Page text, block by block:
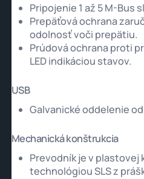
Pripojenie 1 až 5 M-Bus
Prepäťová ochrana
odolnosť voči prepätiu.
Prúdová ochrana proti
LED indikáciou stavov.
USB
Galvanické oddelenie
Mechanická konštrukcia
Prevodník je v plastovej
technológiou SLS z